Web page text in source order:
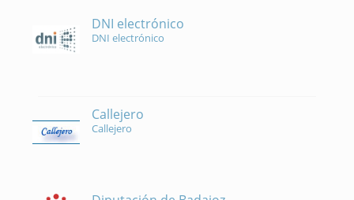
DNI electrónico
DNI electrónico
Callejero
Callejero